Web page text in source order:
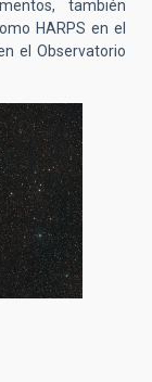
también
HARPS en el
el Observatorio